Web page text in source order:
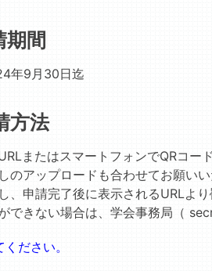
期間
年9月30日迄
方法
またはスマートフォンでQRコ
のアップロードも合わせてお願い
、申請完了後に表示されるURLよ
できない場合は、学会事務局（
ださい。